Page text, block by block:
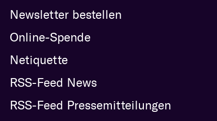
Newsletter bestellen
Online-Spende
Netiquette
RSS-Feed News
RSS-Feed Pressemitteilungen